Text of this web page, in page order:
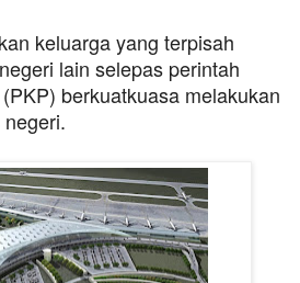
keluarga yang terpisah
lain selepas perintah
berkuatkuasa melakukan